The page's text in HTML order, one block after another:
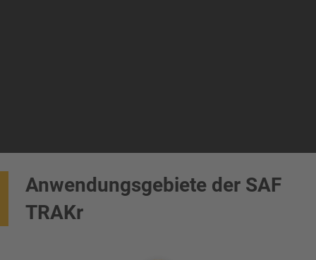
Anwendungsgebiete der SAF
TRAKr